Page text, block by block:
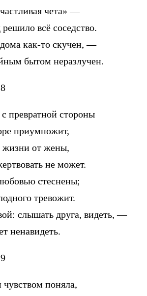
чета» —
всё соседство.
как-то скучен, —
бытом неразлучен.
8
превратной стороны
приумножит,
жизни от жены,
не может.
стеснены;
тревожит.
слышать друга, видеть, —
ненавидеть.
9
поняла,